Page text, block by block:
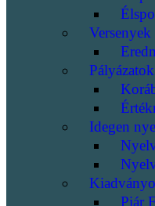
Versenyek
Pályázatok
Idegen
Piár